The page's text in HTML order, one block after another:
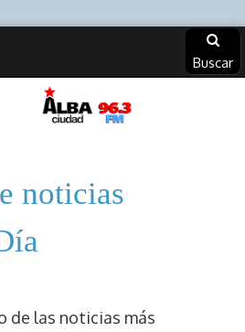
Buscar
noticias
de las noticias más